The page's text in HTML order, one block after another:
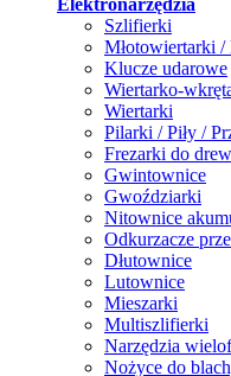
Elektronarzędzia
Szlifierki
Młotowiertarki /
Klucze udarowe
Wiertarko-
Wiertarki
Pilarki / Piły /
Frezarki do
Gwintownice
Gwoździarki
Nitownice
Odkurzacze
Dłutownice
Lutownice
Mieszarki
Multiszlifierki
Narzędzia
Nożyce do